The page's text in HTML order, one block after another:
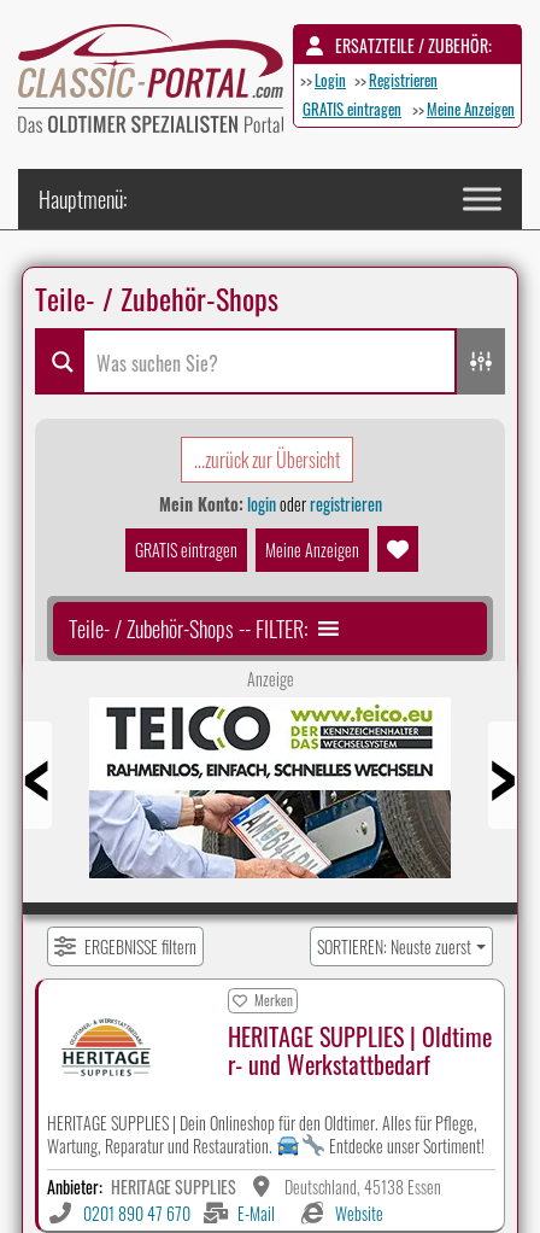
ERSATZTEILE / ZUBEHÖR:
>>Login >>Registrieren
GRATIS eintragen >>Meine Anzeigen
Teile- / Zubehör-Shops
...zurück zur Übersicht
Mein Konto:loginoderregistrieren
GRATIS eintragen
Meine Anzeigen
Teile- / Zubehör-Shops -- FILTER:
Anzeige
ERGEBNISSE filtern SORTIEREN: Neuste zuerst
Merken
HERITAGE SUPPLIES | Oldtime
r- und Werkstattbedarf
HERITAGE SUPPLIES | Dein Onlineshop für den Oldtimer. Alles für Pflege,
Wartung, Reparatur und Restauration.
Entdecke unser Sortiment!
Anbieter: HERITAGE SUPPLIES
Deutschland, 45138 Essen
0201 890 47 670
E-Mail Website